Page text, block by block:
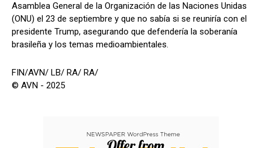
Asamblea General de la Organización de las Naciones Unidas
(ONU) el 23 de septiembre y que no sabía si se reuniría con el
presidente Trump, asegurando que defendería la soberanía
brasileña y los temas medioambientales.
FIN/AVN/ LB/ RA/ RA/
© AVN - 2025